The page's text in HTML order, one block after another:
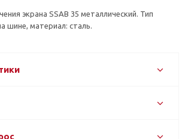
экрана SSAB 35 металлический. Тип
шине, материал: сталь.